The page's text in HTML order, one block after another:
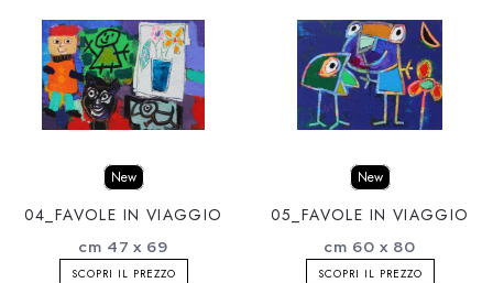
New
04_FAVOLE IN VIAGGIO
cm 47 x 69
SCOPRI IL PREZZO
New
05_FAVOLE IN VIAGGIO
cm 60 x 80
SCOPRI IL PREZZO